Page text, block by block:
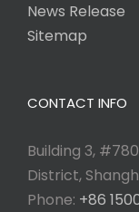
News Release
Sitemap
CONTACT INFO
Building 3,
District,
Phone: +86